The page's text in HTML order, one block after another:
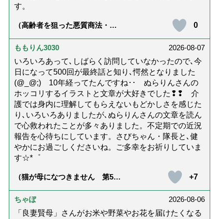
す。
（高齢者を狙った悪質商法・訪
ないための4つの対策「騙されや
すい人の特徴は？」【社会福祉
0
ももりん3030
2026-08-07
いろいろあって､しばらく訪問していなかったので､今
日になって500回が最終話と知り､愕然となりました
(@_@;) 10年経ってたんですね･･ ぬらりんさんの
ホッコリするイラストと文章が大好きでした❢❢ 介
護では身内に理解してもらえないもどかしさを感じた
り､いろいろありましたが､ぬらりんさんの文章を読ん
で心救われたことが多々ありました。不定期での近況
報告を心待ちにしています。さびちゃん・隊長と､健
やかにお過ごしくださいね。ご多幸をお祈りしていま
す☆*゜
（猫が母になつきません 第500
+7
ちゃぼ
2026-08-06
「良妻賢母」さんがお米や野菜やお花を届けたくなる